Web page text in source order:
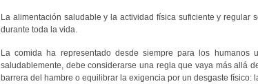
La alimentación saludable y la actividad física suficiente y
durante toda la vida.
La comida ha representado desde siempre para los
saludablemente, debe considerarse una regla que vaya más allá
barrera del hambre o equilibrar la exigencia por un desgaste